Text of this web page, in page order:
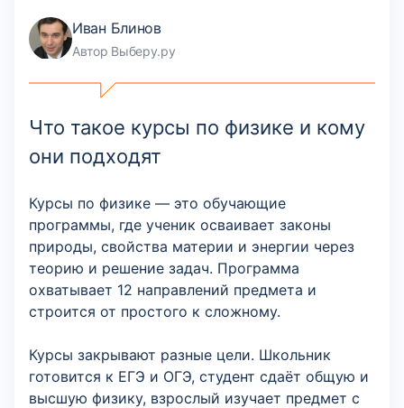
Иван Блинов
Автор Выберу.ру
Что такое курсы по физике и кому
они подходят
Курсы по физике — это обучающие
программы, где ученик осваивает законы
природы, свойства материи и энергии через
теорию и решение задач. Программа
охватывает 12 направлений предмета и
строится от простого к сложному.
Курсы закрывают разные цели. Школьник
готовится к ЕГЭ и ОГЭ, студент сдаёт общую и
высшую физику, взрослый изучает предмет с